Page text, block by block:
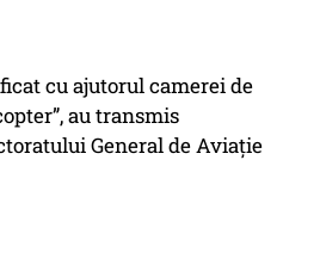
cu ajutorul camerei de
au transmis
General de Aviaţie